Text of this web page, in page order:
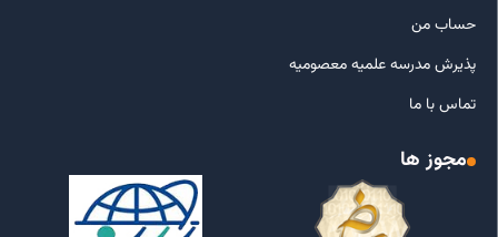
حساب من
پذیرش مدرسه علمیه معصومیه
تماس با ما
مجوز ها